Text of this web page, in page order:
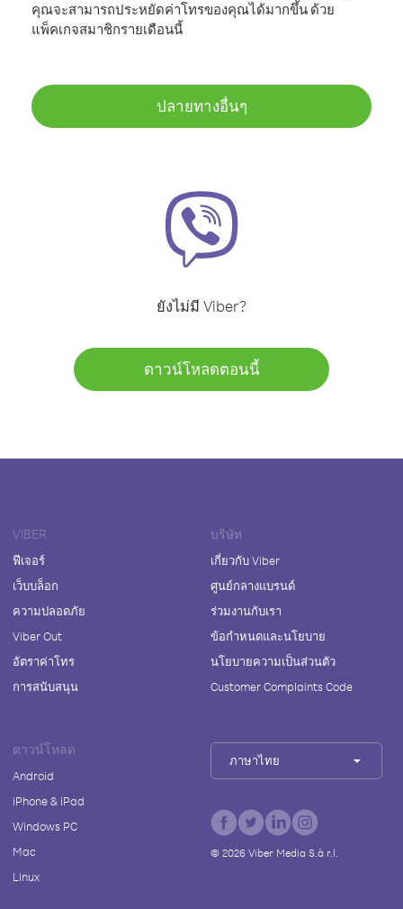
คุณจะสามารถประหยัดค่าโทรของคุณได้มากขึ้น ด้วย
แพ็คเกจสมาชิกรายเดือนนี้
ปลายทางอื่นๆ
ยังไม่มี Viber?
ดาวน์โหลดตอนนี้
VIBER
ฟีเจอร์
เว็บบล็อก
ความปลอดภัย
Viber Out
อัตราค่าโทร
การสนับสนุน
บริษัท
เกี่ยวกับ Viber
ศูนย์กลางแบรนด์
ร่วมงานกับเรา
ข้อกำหนดและนโยบาย
นโยบายความเป็นส่วนตัว
Customer Complaints Code
ดาวน์โหลด
Android
iPhone & iPad
Windows PC
Mac
Linux
ภาษาไทย
© 2026Viber Media S.à r.l.